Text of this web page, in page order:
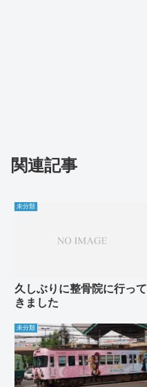
関連記事
未分類
久しぶりに整骨院に行って
きました
未分類